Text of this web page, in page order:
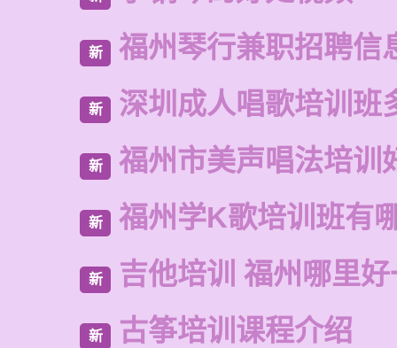
新 福州琴行兼职招聘信
新 深圳成人唱歌培训班
新 福州市美声唱法培训
新 福州学K歌培训班有
新 吉他培训 福州哪里
新 古筝培训课程介绍